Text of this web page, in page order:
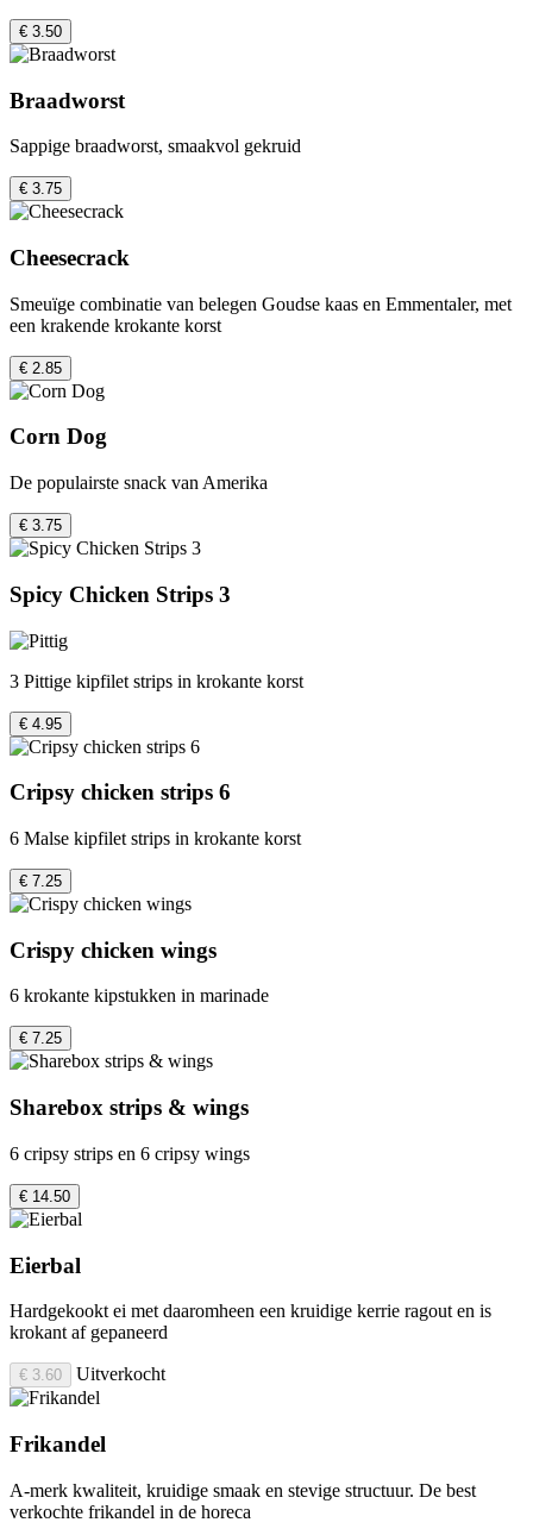
€ 3.50
Braadworst
Sappige braadworst, smaakvol gekruid
€ 3.75
Cheesecrack
Smeuïge combinatie van belegen Goudse kaas en Emmentaler, met
een krakende krokante korst
€ 2.85
Corn Dog
De populairste snack van Amerika
€ 3.75
Spicy Chicken Strips 3
3 Pittige kipfilet strips in krokante korst
€ 4.95
Cripsy chicken strips 6
6 Malse kipfilet strips in krokante korst
€ 7.25
Crispy chicken wings
6 krokante kipstukken in marinade
€ 7.25
Sharebox strips & wings
6 cripsy strips en 6 cripsy wings
€ 14.50
Eierbal
Hardgekookt ei met daaromheen een kruidige kerrie ragout en is
krokant af gepaneerd
€ 3.60 Uitverkocht
Frikandel
A-merk kwaliteit, kruidige smaak en stevige structuur. De best
verkochte frikandel in de horeca